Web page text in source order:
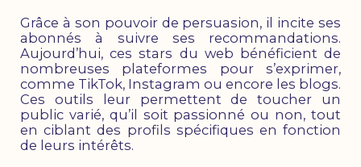
Grâce à son pouvoir de persuasion, il incite ses
abonnés à suivre ses recommandations.
Aujourd’hui, ces stars du web bénéficient de
nombreuses plateformes pour s’exprimer,
comme TikTok, Instagram ou encore les blogs.
Ces outils leur permettent de toucher un
public varié, qu’il soit passionné ou non, tout
en ciblant des profils spécifiques en fonction
de leurs intérêts.